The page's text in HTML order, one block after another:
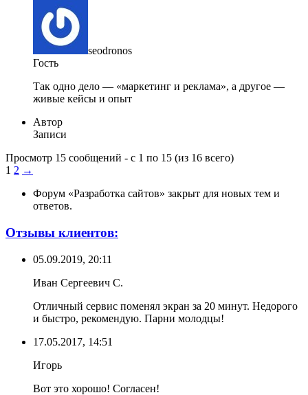
seodronos
Гость
Так одно дело — «маркетинг и реклама», а другое —
живые кейсы и опыт
Автор
Записи
Просмотр 15 сообщений - с 1 по 15 (из 16 всего)
1 2 →
Форум «Разработка сайтов» закрыт для новых тем и
ответов.
Отзывы клиентов:
05.09.2019, 20:11
Иван Сергеевич С.
Отличный сервис поменял экран за 20 минут. Недорого
и быстро, рекомендую. Парни молодцы!
17.05.2017, 14:51
Игорь
Вот это хорошо! Согласен!